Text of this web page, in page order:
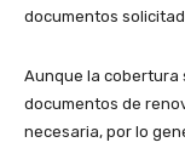
documentos
Aunque la cobertura
documentos de
necesaria, por lo